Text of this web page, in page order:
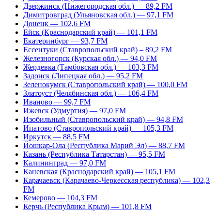
Дзержинск (Нижегородская обл.) — 89,2 FM
Димитровград (Ульяновская обл.) — 97,1 FM
Донецк — 102,6 FM
Ейск (Краснодарский край) — 101,1 FM
Екатеринбург — 93,7 FM
Ессентуки (Ставропольский край) – 89,2 FM
Железногорск (Курская обл.) — 94,0 FM
Жердевка (Тамбовская обл.) — 103,3 FM
Задонск (Липецкая обл.) — 95,2 FM
Зеленокумск (Ставропольский край) — 100,0 FM
Златоуст (Челябинская обл.) — 106,4 FM
Иваново — 99,7 FM
Ижевск (Удмуртия) — 97,0 FM
Изобильный (Ставропольский край) — 94,8 FM
Ипатово (Ставропольский край) — 105,3 FM
Иркутск — 88,5 FM
Йошкар-Ола (Республика Марий Эл) — 88,7 FM
Казань (Республика Татарстан) — 95,5 FM
Калининград — 97,0 FM
Каневская (Краснодарский край) — 105,1 FM
Карачаевск (Карачаево-Черкесская республика) — 102,3
FM
Кемерово — 104,3 FM
Керчь (Республика Крым) — 101,8 FM